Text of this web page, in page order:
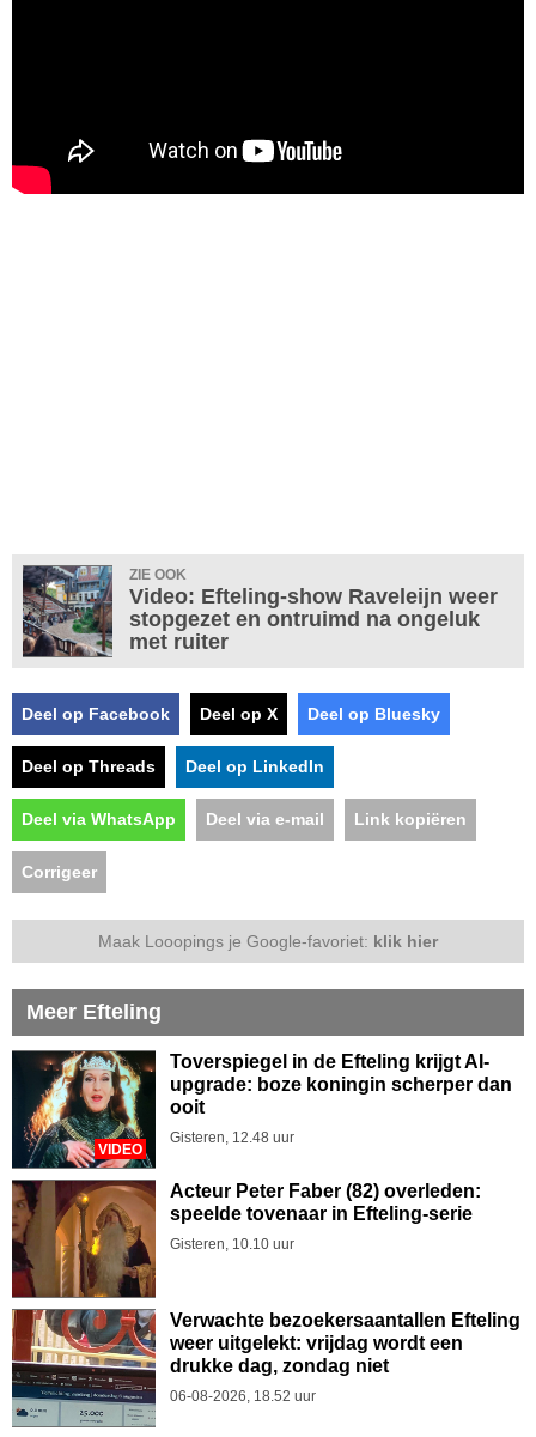
ZIE OOK
Video: Efteling-show Raveleijn weer
stopgezet en ontruimd na ongeluk
met ruiter
Deel op Facebook Deel op X Deel op Bluesky
Deel op Threads Deel op LinkedIn
Deel via WhatsApp Deel via e-mail Link kopiëren
Corrigeer
Maak Looopings je Google-favoriet: klik hier
Meer Efteling
VIDEO
Toverspiegel in de Efteling krijgt AI-
upgrade: boze koningin scherper dan
ooit
Gisteren, 12.48 uur
Acteur Peter Faber (82) overleden:
speelde tovenaar in Efteling-serie
Gisteren, 10.10 uur
Verwachte bezoekersaantallen Efteling
weer uitgelekt: vrijdag wordt een
drukke dag, zondag niet
06-08-2026, 18.52 uur